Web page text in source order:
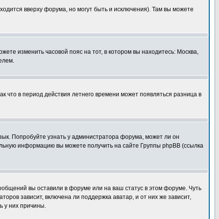
вверху форума, но могут быть и исключения). Там вы можете
изменить часовой пояс на тот, в котором вы находитесь: Москва,
в период действия летнего времени может появляться разница в
Попробуйте узнать у администратора форума, может ли он
информацию вы можете получить на сайте Группы phpBB (ссылка
вы оставили в форуме или на ваш статус в этом форуме. Чуть
зависит, включена ли поддержка аватар, и от них же зависит,
у них причины.